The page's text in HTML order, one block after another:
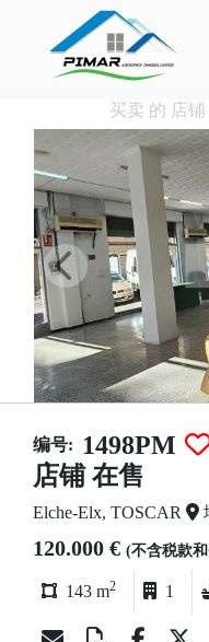
买卖 的 店铺
编号:
1498PM
店铺 在售
Elche-Elx, TOSCAR
120.000 € (不含税款
143 m2 1